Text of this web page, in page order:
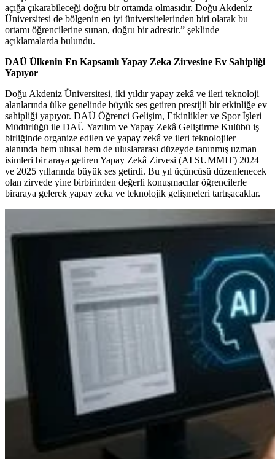
açığa çıkarabileceği doğru bir ortamda olmasıdır. Doğu Akdeniz
Üniversitesi de bölgenin en iyi üniversitelerinden biri olarak bu
ortamı öğrencilerine sunan, doğru bir adrestir.” şeklinde
açıklamalarda bulundu.
DAÜ Ülkenin En Kapsamlı Yapay Zeka Zirvesine Ev Sahipliği
Yapıyor
Doğu Akdeniz Üniversitesi, iki yıldır yapay zekâ ve ileri teknoloji
alanlarında ülke genelinde büyük ses getiren prestijli bir etkinliğe ev
sahipliği yapıyor. DAÜ Öğrenci Gelişim, Etkinlikler ve Spor İşleri
Müdürlüğü ile DAÜ Yazılım ve Yapay Zekâ Geliştirme Kulübü iş
birliğinde organize edilen ve yapay zekâ ve ileri teknolojiler
alanında hem ulusal hem de uluslararası düzeyde tanınmış uzman
isimleri bir araya getiren Yapay Zekâ Zirvesi (AI SUMMIT) 2024
ve 2025 yıllarında büyük ses getirdi. Bu yıl üçüncüsü düzenlenecek
olan zirvede yine birbirinden değerli konuşmacılar öğrencilerle
biraraya gelerek yapay zeka ve teknolojik gelişmeleri tartışacaklar.